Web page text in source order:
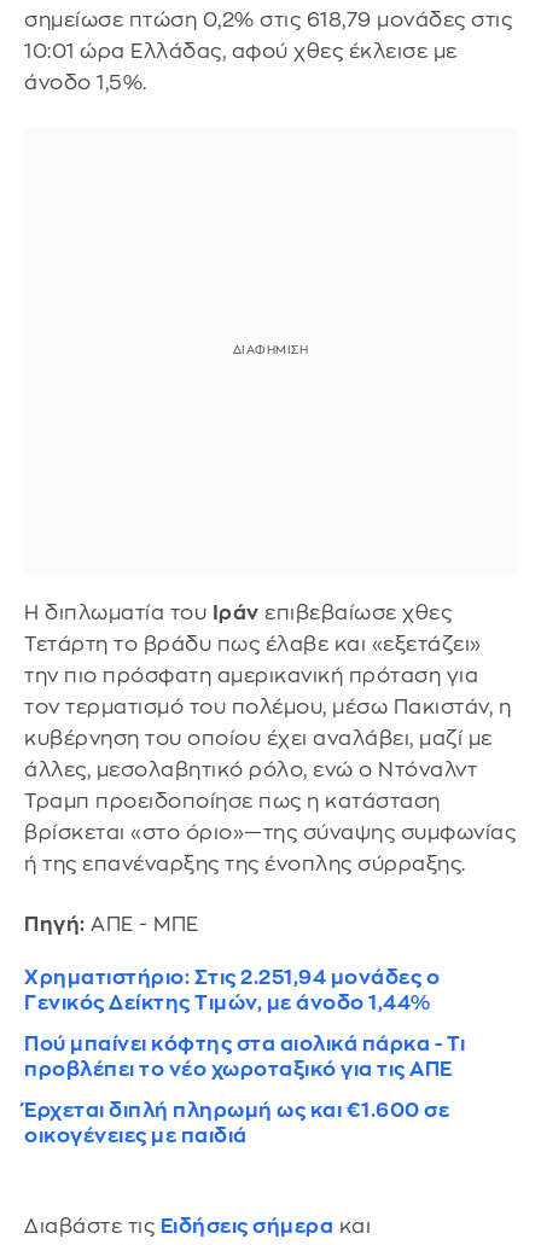
σημείωσε πτώση 0,2% στις 618,79 μονάδες στις
10:01 ώρα Ελλάδας, αφού χθες έκλεισε με
άνοδο 1,5%.
Η διπλωματία του Ιράν επιβεβαίωσε χθες
Τετάρτη το βράδυ πως έλαβε και «εξετάζει»
την πιο πρόσφατη αμερικανική πρόταση για
τον τερματισμό του πολέμου, μέσω Πακιστάν, η
κυβέρνηση του οποίου έχει αναλάβει, μαζί με
άλλες, μεσολαβητικό ρόλο, ενώ ο Ντόναλντ
Τραμπ προειδοποίησε πως η κατάσταση
βρίσκεται «στο όριο»—της σύναψης συμφωνίας
ή της επανέναρξης της ένοπλης σύρραξης.
Πηγή: ΑΠΕ - ΜΠΕ
Χρηματιστήριο: Στις 2.251,94 μονάδες ο
Γενικός Δείκτης Τιμών, με άνοδο 1,44%
Πού μπαίνει κόφτης στα αιολικά πάρκα - Τι
προβλέπει το νέο χωροταξικό για τις ΑΠΕ
Έρχεται διπλή πληρωμή ως και €1.600 σε
οικογένειες με παιδιά
Διαβάστε τις Ειδήσεις σήμερα και